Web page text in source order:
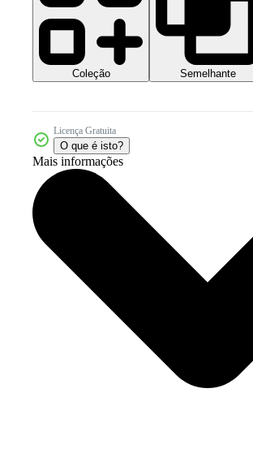
Coleção Semelhante
Licença Gratuita
O que é isto?
Mais informações